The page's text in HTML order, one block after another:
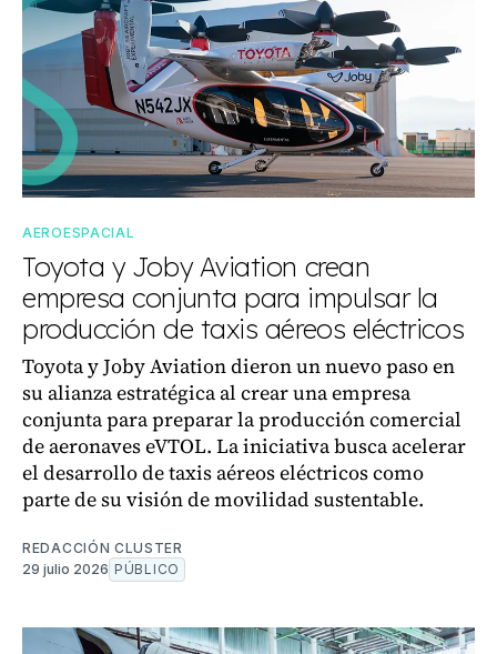
AEROESPACIAL
Toyota y Joby Aviation crean
empresa conjunta para impulsar la
producción de taxis aéreos eléctricos
Toyota y Joby Aviation dieron un nuevo paso en
su alianza estratégica al crear una empresa
conjunta para preparar la producción comercial
de aeronaves eVTOL. La iniciativa busca acelerar
el desarrollo de taxis aéreos eléctricos como
parte de su visión de movilidad sustentable.
REDACCIÓN CLUSTER
29 julio 2026 PÚBLICO